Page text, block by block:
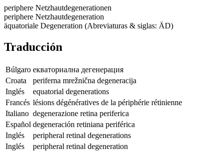
periphere Netzhautdegenerationen
periphere Netzhautdegeneration
äquatoriale Degeneration (Abreviaturas & siglas: ÄD)
Traducción
Búlgaro екваториална дегенерация
Croata
periferna mrežnična degeneracija
Inglés
equatorial degenerations
Francés lésions dégénératives de la périphérie rétinienne
Italiano degenerazione retina periferica
Español degeneración retiniana periférica
Inglés
peripheral retinal degenerations
Inglés
peripheral retinal degeneration